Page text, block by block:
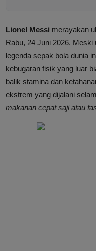
Lionel Messi merayakan
Rabu, 24 Juni 2026. Meski
legenda sepak bola dunia
kebugaran fisik yang luar
balik stamina dan
ekstrem yang dijalani
makanan cepat saji atau